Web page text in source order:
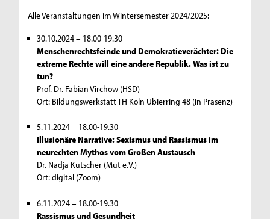
Alle Veranstaltungen im Wintersemester 2024/2025:
30.10.2024 – 18.00-19.30
Menschenrechtsfeinde und Demokratieverächter: Die
extreme Rechte will eine andere Republik. Was ist zu
tun?
Prof. Dr. Fabian Virchow (HSD)
Ort: Bildungswerkstatt TH Köln Ubierring 48 (in Präsenz)
5.11.2024 – 18.00-19.30
Illusionäre Narrative: Sexismus und Rassismus im
neurechten Mythos vom Großen Austausch
Dr. Nadja Kutscher (Mut e.V.)
Ort: digital (Zoom)
6.11.2024 – 18.00-19.30
Rassismus und Gesundheit